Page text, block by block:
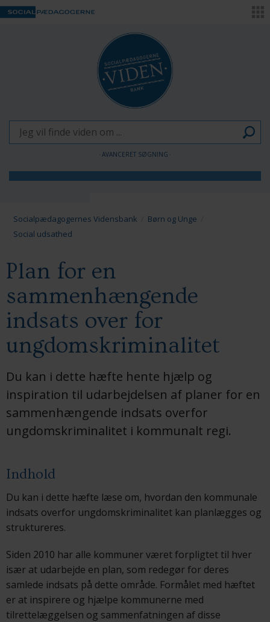
AVANCERET SØGNING
Voksne
Socialpædagogernes Vidensbank
Børn og Unge
Social udsathed
Plan for en
sammenhængende
indsats over for
ungdomskriminalitet
Du kan i dette hæfte hente hjælp og
inspiration til udarbejdelsen af planer for en
sammenhængende indsats overfor
ungdomskriminalitet i kommunalt regi.
Indhold
Du kan i dette hæfte læse om, hvordan den kommunale
indsats overfor ungdomskriminalitet kan planlægges og
struktureres.
Siden 2010 har alle kommuner været forpligtet til hver
især at udarbejde en plan, som redegør for deres
samlede indsats på dette område. Formålet med hæftet
er at inspirere og hjælpe kommunerne med
tilrettelæggelsen og sammenfatningen af disse